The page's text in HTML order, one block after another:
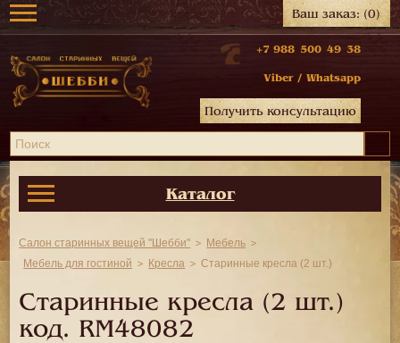
Ваш заказ:(0)
+7 988 500 49 38
Viber / Whatsapp
Получить консультацию
Каталог
Салон старинных вещей "Шебби"
Мебель
Мебель для гостиной
Кресла Старинные кресла (2 шт.)
Старинные кресла (2 шт.)
код. RM48082